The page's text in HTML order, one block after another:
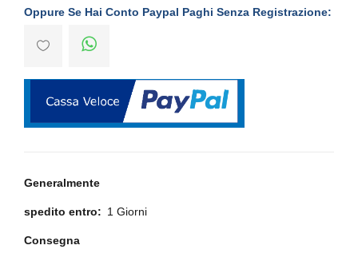
Oppure Se Hai Conto Paypal Paghi Senza Registrazione:
Generalmente
spedito entro: 1 Giorni
Consegna